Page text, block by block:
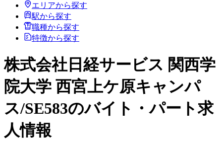
エリアから探す
駅から探す
職種から探す
特徴から探す
株式会社日経サービス 関西学
院大学 西宮上ケ原キャンパ
ス/SE583のバイト・パート求
人情報